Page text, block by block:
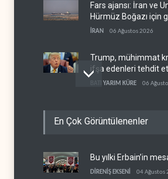
Fars ajansı: İran ve
Hürmüz Boğazı için
koridorlarında anlaştı
İRAN 06 Ağustos 2026
Trump, mühimmat
ifşa edenleri tehdit
BATI YARIM KÜRE 06
Şeria'da işgalci
İsrail, beyin göçünde
koşuyor
En Çok Görüntülenenler
Bu yılki Erbain’in
DİRENİŞ EKSENİ 04 Ağustos